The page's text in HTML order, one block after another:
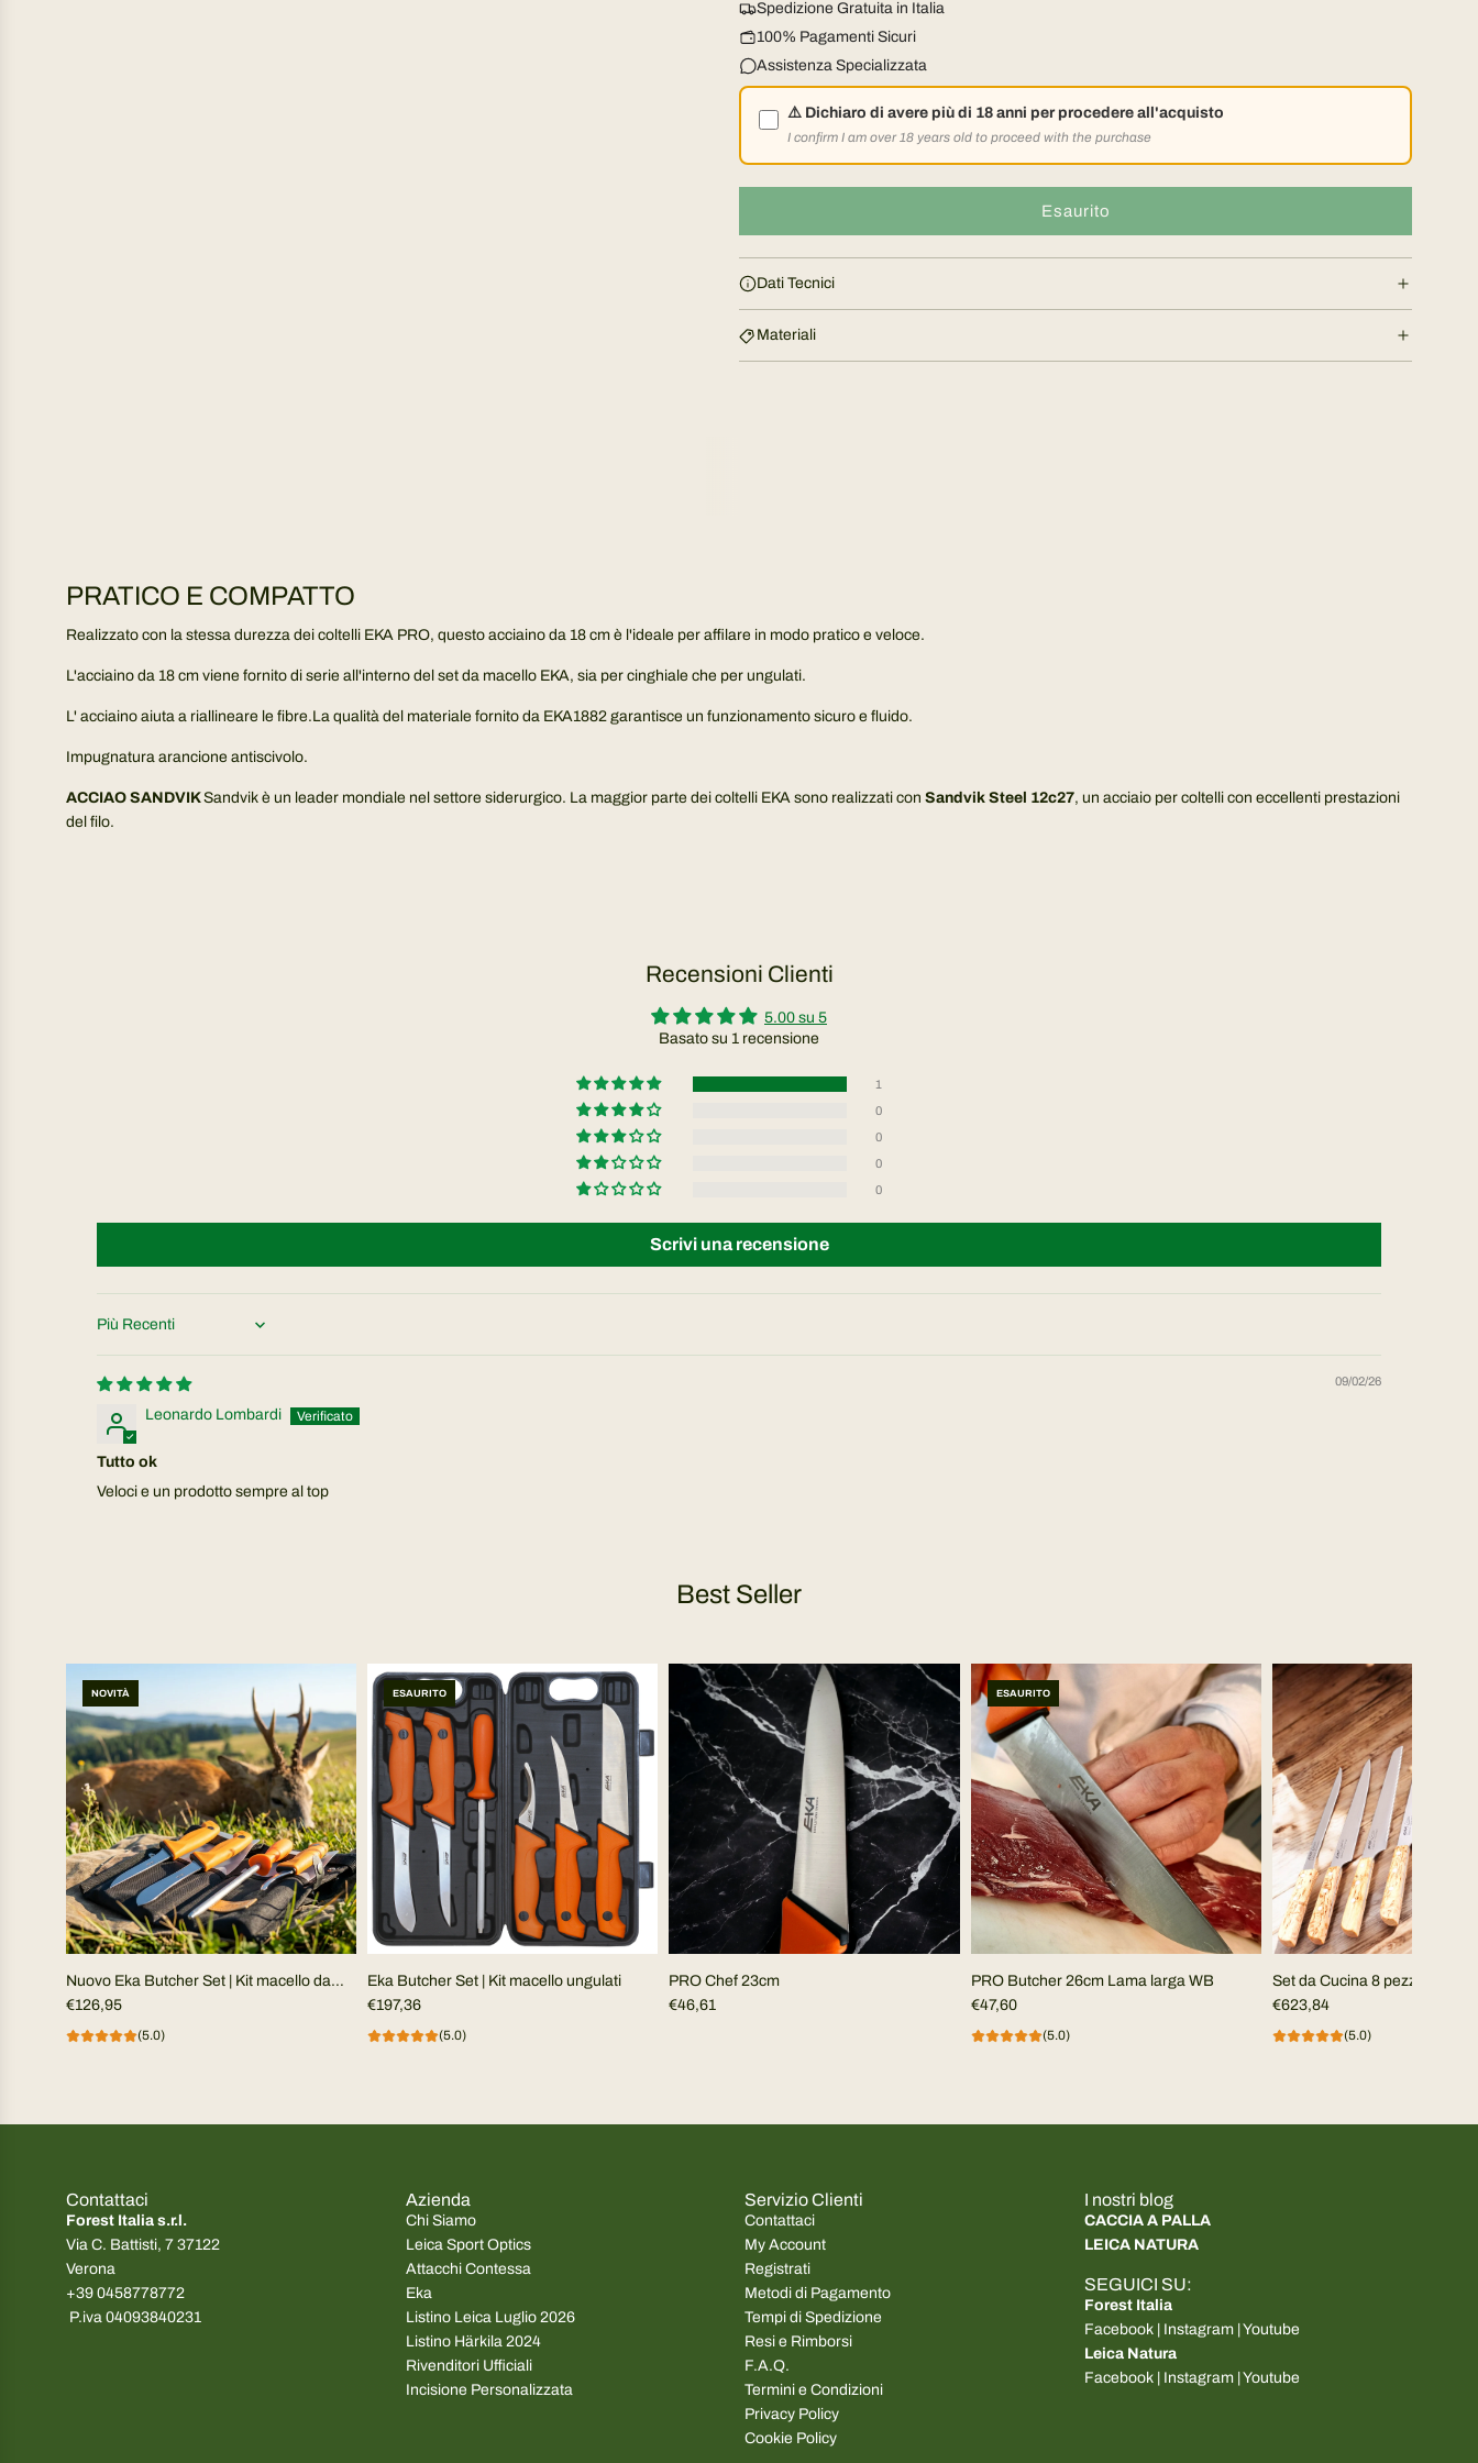
z
o
o
r
m
a
Spedizione Gratuita in Italia
100% Pagamenti Sicuri
Assistenza Specializzata
⚠️ Dichiaro di avere più di 18 anni per procedere all'acquisto
I confirm I am over 18 years old to proceed with the purchase
Esaurito
c
Dati Tecnici
Materiali
PRATICO E COMPATTO
Realizzato con la stessa durezza dei coltelli EKA PRO, questo acciaino da 18 cm è l'ideale per affilare in modo pratico e veloce.
L'acciaino da 18 cm viene fornito di serie all'interno del set da macello EKA, sia per cinghiale che per ungulati.
L' acciaino aiuta a riallineare le fibre.La qualità del materiale fornito da EKA1882 garantisce un funzionamento sicuro e fluido.
Impugnatura arancione antiscivolo.
ACCIAO SANDVIKSandvik è un leader mondiale nel settore siderurgico. La maggior parte dei coltelli EKA sono realizzati con Sandvik Steel 12c27, un acciaio per coltelli con eccellenti prestazioni
del filo.
Recensioni Clienti
5.00 su 5
Basato su 1 recensione
1
0
0
0
0
Scrivi una recensione
Sort by
09/02/26
Leonardo Lombardi
Tutto ok
Veloci e un prodotto sempre al top
Best Seller
NOVITÀ
Nuovo Eka Butcher Set | Kit macello da
campo
€126,95
(5.0)
ESAURITO
Eka Butcher Set | Kit macello ungulati
€197,36
(5.0)
PRO Chef 23cm
€46,61
ESAURITO
PRO Butcher 26cm Lama larga WB
€47,60
(5.0)
Set da Cucina 8 pezzi EKA in
€623,84
(5.0)
Contattaci
Forest Italia s.r.l.
Via C. Battisti, 7 37122
Verona
+39 0458778772
P.iva 04093840231
Azienda
Chi Siamo
Leica Sport Optics
Attacchi Contessa
Eka
Listino Leica Luglio 2026
Listino Härkila 2024
Rivenditori Ufficiali
Incisione Personalizzata
Servizio Clienti
Contattaci
My Account
Registrati
Metodi di Pagamento
Tempi di Spedizione
Resi e Rimborsi
F.A.Q.
Termini e Condizioni
Privacy Policy
Cookie Policy
I nostri blog
CACCIA A PALLA
LEICA NATURA
SEGUICI SU:
Forest Italia
Facebook| Instagram| Youtube
Leica Natura
Facebook| Instagram| Youtube